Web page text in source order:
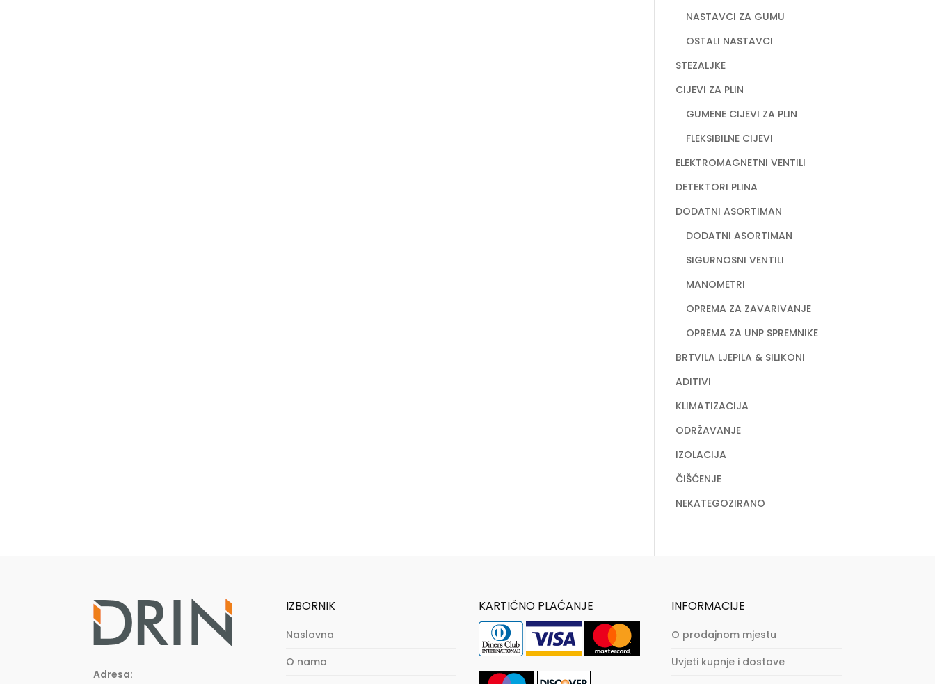
NASTAVCI ZA GUMU
OSTALI NASTAVCI
STEZALJKE
CIJEVI ZA PLIN
GUMENE CIJEVI ZA PLIN
FLEKSIBILNE CIJEVI
ELEKTROMAGNETNI VENTILI
DETEKTORI PLINA
DODATNI ASORTIMAN
DODATNI ASORTIMAN
SIGURNOSNI VENTILI
MANOMETRI
OPREMA ZA ZAVARIVANJE
OPREMA ZA UNP SPREMNIKE
BRTVILA LJEPILA & SILIKONI
ADITIVI
KLIMATIZACIJA
ODRŽAVANJE
IZOLACIJA
ČIŠĆENJE
NEKATEGOZIRANO
Adresa:
IZBORNIK
Naslovna
O nama
KARTIČNO PLAĆANJE INFORMACIJE
O prodajnom mjestu
Uvjeti kupnje i dostave